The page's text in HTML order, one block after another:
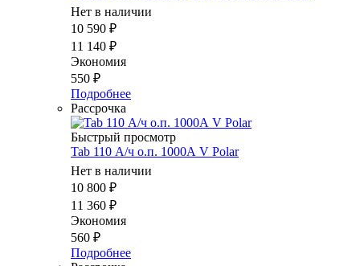
Нет в наличии
10 590 ₽
11 140 ₽
Экономия
550 ₽
Подробнее
Рассрочка
Быстрый просмотр
Tab 110 А/ч о.п. 1000А V Polar
Нет в наличии
10 800 ₽
11 360 ₽
Экономия
560 ₽
Подробнее